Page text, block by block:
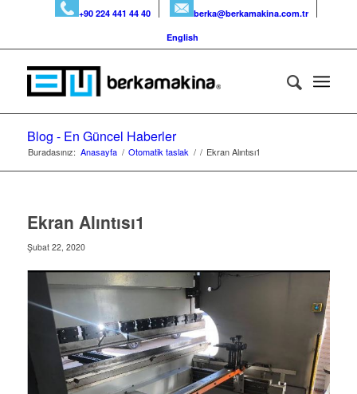
+90 224 441 44 40
berka@berkamakina.com.tr
English
Blog - En Güncel Haberler
Buradasınız: Anasayfa / Otomatik taslak / / Ekran Alıntısı1
Ekran Alıntısı1
Şubat 22, 2020